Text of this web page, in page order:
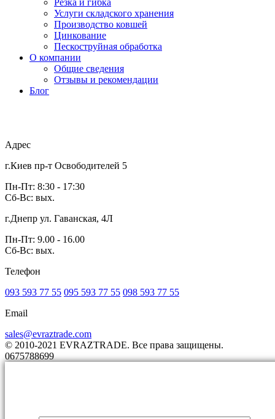
Услуги складского хранения
Производство ковшей
Цинкование
Пескоструйная обработка
О компании
Общие сведения
Отзывы и рекомендации
Блог
Адрес
г.Киев пр-т Освободителей 5
Пн-Пт: 8:30 - 17:30
Сб-Вс: вых.
г.Днепр ул. Гаванская, 4Л
Пн-Пт: 9.00 - 16.00
Сб-Вс: вых.
Телефон
093 593 77 55 095 593 77 55 098 593 77 55
Email
sales@evraztrade.com
© 2010-2021 EVRAZTRADE. Все права защищены.
0675788699